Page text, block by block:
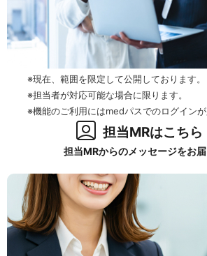
※現在、範囲を限定して公開しております。
※担当者が対応可能な場合に限ります。
※機能のご利用にはmedパスでのログインが
担当MRはこちら
担当MRからのメッセージをお